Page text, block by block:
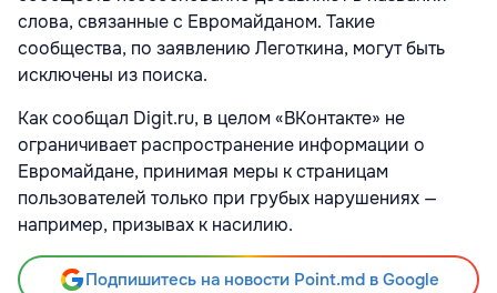
слова, связанные с Евромайданом. Такие
сообщества, по заявлению Леготкина, могут быть
исключены из поиска.
Как сообщал Digit.ru, в целом «ВКонтакте» не
ограничивает распространение информации о
Евромайдане, принимая меры к страницам
пользователей только при грубых нарушениях —
например, призывах к насилию.
Подпишитесь на новости Point.md в Google